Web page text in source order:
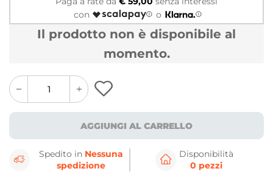
con
o
Il prodotto non è disponibile al
momento.
quantity
button
quantity
minus
button
AGGIUNGI AL CARRELLO
Spedito in Nessuna
spedizione
Disponibilità
0 pezzi